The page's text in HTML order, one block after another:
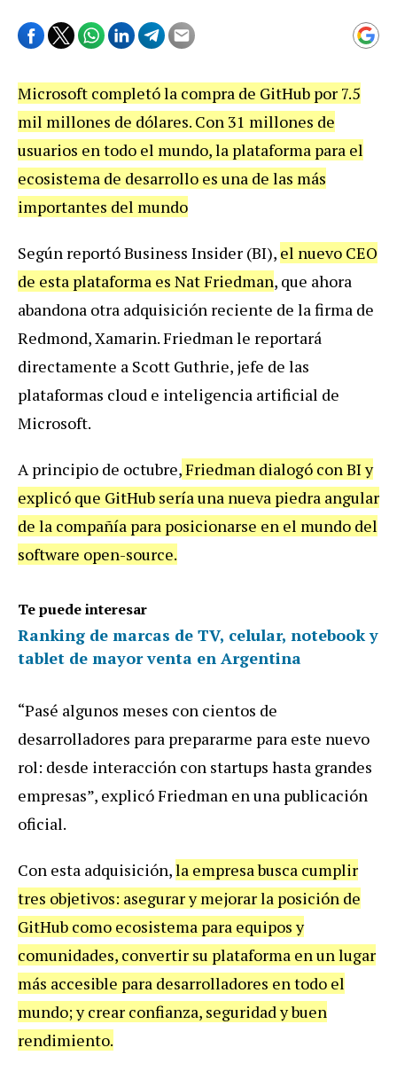
Microsoft completó la compra de GitHub por 7.5
mil millones de dólares. Con 31 millones de
usuarios en todo el mundo, la plataforma para el
ecosistema de desarrollo es una de las más
importantes del mundo
Según reportó Business Insider (BI), el nuevo CEO
de esta plataforma es Nat Friedman, que ahora
abandona otra adquisición reciente de la firma de
Redmond, Xamarin. Friedman le reportará
directamente a Scott Guthrie, jefe de las
plataformas cloud e inteligencia artificial de
Microsoft.
A principio de octubre,Friedman dialogó con BI y
explicó que GitHub sería una nueva piedra angular
de la compañía para posicionarse en el mundo del
software open-source.
Te puede interesar
Ranking de marcas de TV, celular, notebook y
tablet de mayor venta en Argentina
“Pasé algunos meses con cientos de
desarrolladores para prepararme para este nuevo
rol: desde interacción con startups hasta grandes
empresas”, explicó Friedman en una publicación
oficial.
Con esta adquisición,la empresa busca cumplir
tres objetivos: asegurar y mejorar la posición de
GitHub como ecosistema para equipos y
comunidades, convertir su plataforma en un lugar
más accesible para desarrolladores en todo el
mundo; y crear confianza, seguridad y buen
rendimiento.